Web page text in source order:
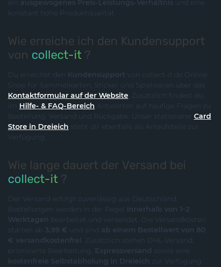
ein ausgewogenes Preis-Leistungs-Verhältnis und eine
konstant hohe Produktqualität.
Wie erreiche ich den Kundensupport
von collect-it ?
Du erreichst den Kundensupport von collect-it.de Online
Shop für Sammelkarten, Sticker und Spielwaren über das
Kontaktformular auf der Website. Zusätzlich findest du
im Hilfe- & FAQ-Bereich Antworten auf häufige Fragen zu
Bestellung, Versand und Rückgabe. Unser stationärer Card
Store in Dreieich steht dir ebenfalls als Anlaufstelle zur
Verfügung.
Wie lange dauert der Versand bei
collect-it ?
Der Versand erfolgt zuverlässig aus Deutschland.
Bestellungen werden in der Regel innerhalb von 1–2
Werktagen bearbeitet und versendet. Die Versandkosten
starten ab 3,99 € und sind ab einem Bestellwert von 80
€ versandkostenfrei. Zusätzlich stehen DHL-Versand,
priorisierte Bearbeitung, Expressversand sowie eine
kostenfreie Selbstabholung in Dreieich zur Verfügung.